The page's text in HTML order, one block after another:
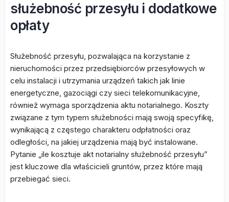
służebność przesyłu i dodatkowe
opłaty
Służebność przesyłu, pozwalająca na korzystanie z
nieruchomości przez przedsiębiorców przesyłowych w
celu instalacji i utrzymania urządzeń takich jak linie
energetyczne, gazociągi czy sieci telekomunikacyjne,
również wymaga sporządzenia aktu notarialnego. Koszty
związane z tym typem służebności mają swoją specyfikę,
wynikającą z częstego charakteru odpłatności oraz
odległości, na jakiej urządzenia mają być instalowane.
Pytanie „ile kosztuje akt notarialny służebność przesyłu”
jest kluczowe dla właścicieli gruntów, przez które mają
przebiegać sieci.